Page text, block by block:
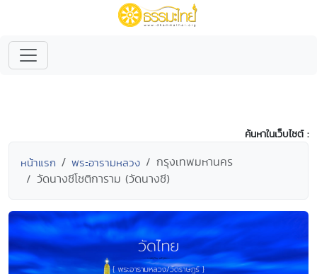
ค้นหาในเว็บไซต์ :
หน้าแรก พระอารามหลวง
กรุงเทพมหานคร
วัดนางชีโชติการาม (วัดนางชี)